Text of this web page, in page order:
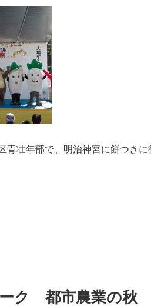
青壮年部で、明治神宮に餅つきに
ク 都市農業の秋